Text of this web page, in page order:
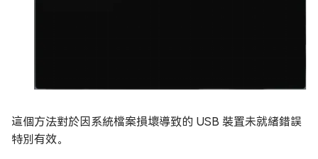
這個方法對於因系統檔案損壞導致的 USB 裝置未就緒錯誤
特別有效。